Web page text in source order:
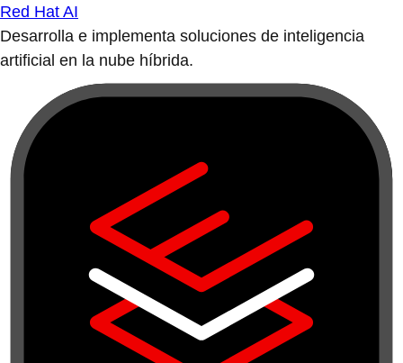
Red Hat AI
Desarrolla e implementa soluciones de inteligencia
artificial en la nube híbrida.